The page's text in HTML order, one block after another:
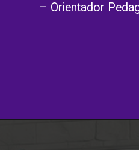
– Orientador